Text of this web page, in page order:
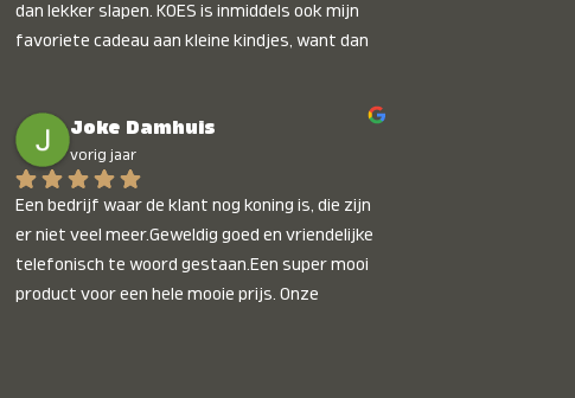
dan lekker slapen. KOES is inmiddels ook mijn
favoriete cadeau aan kleine kindjes, want dan
onbetaalbaar :)
Joke Damhuis
vorig jaar
Een bedrijf waar de klant nog koning is, die zijn
er niet veel meer.Geweldig goed en vriendelijke
telefonisch te woord gestaan.Een super mooi
product voor een hele mooie prijs. Onze